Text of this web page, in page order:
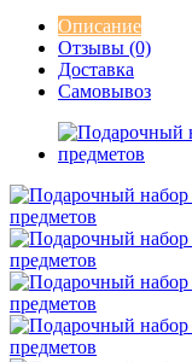
Описание
Отзывы (0)
Доставка
Самовывоз